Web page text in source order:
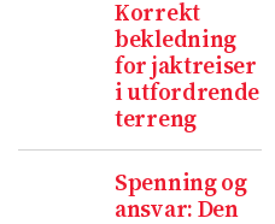
Korrekt
bekledning
for jaktreiser
i utfordrende
terreng
Spenning og
ansvar: Den